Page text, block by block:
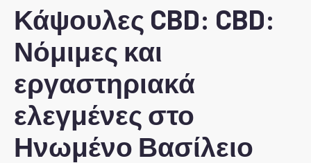
Κάψουλες CBD: CBD:
Νόμιμες και
εργαστηριακά
ελεγμένες στο
Ηνωμένο Βασίλειο